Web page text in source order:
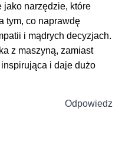
jako narzędzie, które
tym, co naprawdę
i mądrych decyzjach.
z maszyną, zamiast
i daje dużo
Odpowiedz